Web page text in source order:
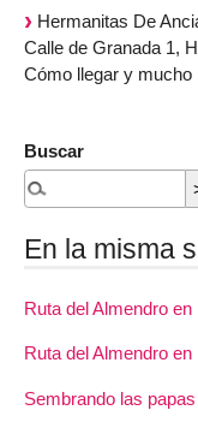
Hermanitas De
Calle de Granada 1,
Cómo llegar y mucho
Buscar
En la misma
Ruta del Almendro
Ruta del Almendro
Sembrando las papas